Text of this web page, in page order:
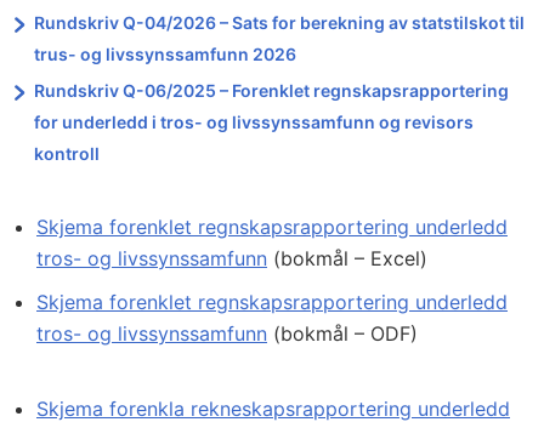
Rundskriv Q-04/2026 – Sats for berekning av statstilskot til
trus- og livssynssamfunn 2026
Rundskriv Q-06/2025 – Forenklet regnskapsrapportering
for underledd i tros- og livssynssamfunn og revisors
kontroll
Skjema forenklet regnskapsrapportering underledd
tros- og livssynssamfunn (bokmål – Excel)
Skjema forenklet regnskapsrapportering underledd
tros- og livssynssamfunn (bokmål – ODF)
Skjema forenkla rekneskapsrapportering underledd